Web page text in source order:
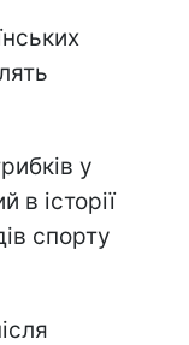
у
історії
спорту